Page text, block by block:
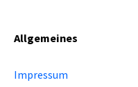
Allgemeines
Impressum